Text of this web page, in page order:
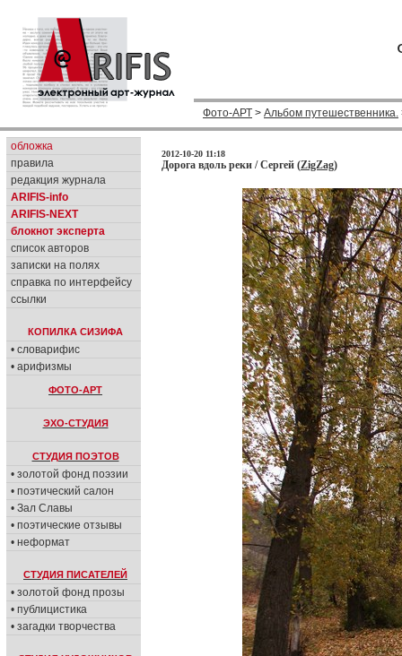
Фото-АРТ > Альбом путешественника.
обложка
правила
редакция журнала
ARIFIS-info
ARIFIS-NEXT
блокнот эксперта
список авторов
записки на полях
справка по интерфейсу
ссылки
КОПИЛКА СИЗИФА
• словарифис
• арифизмы
ФОТО-АРТ
ЭХО-СТУДИЯ
СТУДИЯ ПОЭТОВ
• золотой фонд поэзии
• поэтический салон
• Зал Славы
• поэтические отзывы
• неформат
СТУДИЯ ПИСАТЕЛЕЙ
• золотой фонд прозы
• публицистика
• загадки творчества
2012-10-20 11:18
Дорога вдоль реки / Сергей (ZigZag)